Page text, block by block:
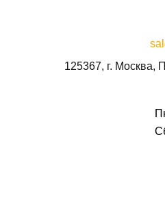
125367, г. Москва,